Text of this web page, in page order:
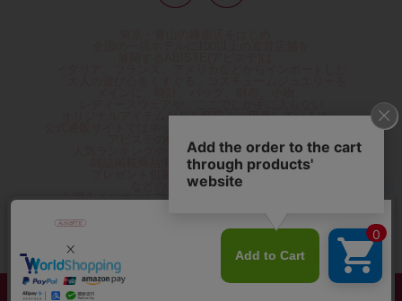
オリジナルアイテムなどを幅広くご用意しています。
アビステの幅広い商品を取り揃え、
人気ランキングやテレビなどメディア着用商品、
雑誌掲載商品情報を紹介するコンテンツ、
プレゼント包装無料や独自のポイント還元
などのサービスをご提供。
心躍るインポートアクセサリーや時計、小物などで、
夢やときめきを与えられるよう願っています。
◆ギフトラッピング無料/11,000円以上のご注文で送料無料◆
©ABISTE WEB SHOP